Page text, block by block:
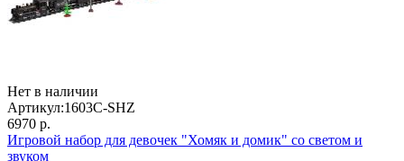
Нет в наличии
Артикул:1603C-SHZ
6970 р.
Игровой набор для девочек "Хомяк и домик" со светом и
звуком